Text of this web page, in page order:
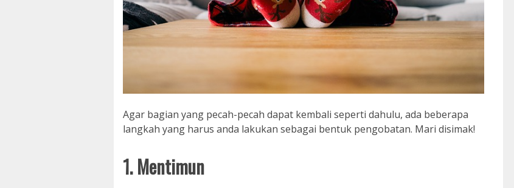
Agar bagian yang pecah-pecah dapat kembali seperti dahulu, ada beberapa
langkah yang harus anda lakukan sebagai bentuk pengobatan. Mari disimak!
1. Mentimun